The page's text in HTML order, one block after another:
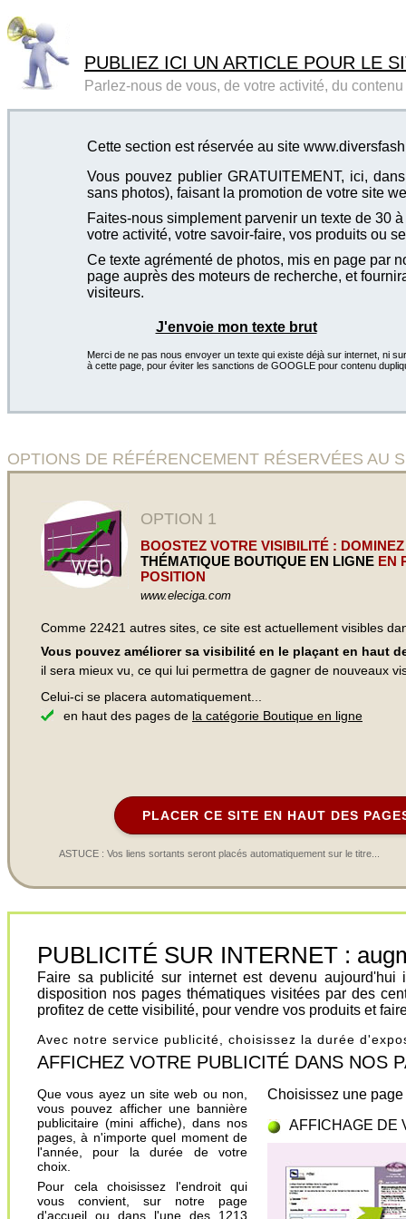
PUBLIEZ ICI UN ARTICLE POUR LE
Parlez-nous de vous, de votre activité, du
Cette section est réservée au site
Vous pouvez publier GRATUITEMENT, ici,
sans photos), faisant la promotion de votre site
Faites-nous simplement parvenir un texte de 30
votre activité, votre savoir-faire, vos produits ou
Ce texte agrémenté de photos, mis en page par
page auprès des moteurs de recherche, et
visiteurs.
J'envoie mon texte brut
Merci de ne pas nous envoyer un texte qui existe déjà sur internet, ni
à cette page, pour éviter les sanctions de GOOGLE pour contenu
OPTIONS DE RÉFÉRENCEMENT RÉSERVÉES AU
OPTION 1
BOOSTEZ VOTRE VISIBILITÉ :
THÉMATIQUE BOUTIQUE EN LIGNE EN
POSITION
www.eleciga.com
Comme 22421 autres sites, ce site est actuellement visibles
Vous pouvez améliorer sa visibilité en le plaçant en haut
il sera mieux vu, ce qui lui permettra de gagner de nouveaux
Celui-ci se placera automatiquement...
en haut des pages de la catégorie Boutique en ligne
PLACER CE SITE EN HAUT DES
ASTUCE : Vos liens sortants seront placés automatiquement sur le titre...
PUBLICITÉ SUR INTERNET :
Faire sa publicité sur internet est devenu
disposition nos pages thématiques visitées par des
profitez de cette visibilité, pour vendre vos produits et
Avec notre service publicité, choisissez la durée
AFFICHEZ VOTRE PUBLICITÉ DANS NOS
Que vous ayez un site web ou non,
vous pouvez afficher une bannière
publicitaire (mini affiche), dans nos
pages, à n'importe quel moment de
l'année, pour la durée de votre
choix.
Pour cela choisissez l'endroit qui
vous convient, sur notre page
d'accueil ou dans l'une des 1213
Choisissez une
AFFICHAGE DE